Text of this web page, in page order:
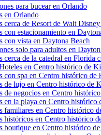
para bucear en Orlando
en Orlando
cerca de Resort de Walt
con estacionamiento en
con vista en Daytona Beach
solo para adultos en
cerca de la catedral en Florida
en Centro histórico de
con spa en Centro histórico de
de lujo en Centro histórico de
de negocios en Centro
en la playa en Centro histórico
familiares en Centro histórico
históricos en Centro histórico
boutique en Centro histórico